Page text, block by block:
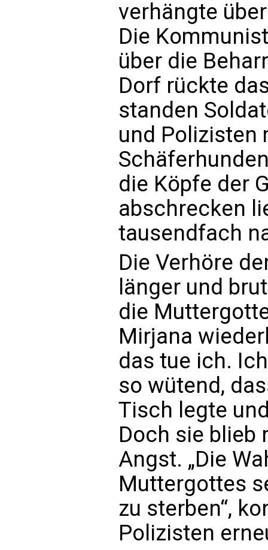
verhängte
Die
über die
Dorf rückte
standen
und Polizisten
die Köpfe der
abschrecken
tausendfach
Die Verhöre
länger und
die
Mirjana
das tue ich.
so wütend,
Tisch legte
Doch sie blieb
Angst. „Die
Muttergottes
zu sterben“,
Polizisten